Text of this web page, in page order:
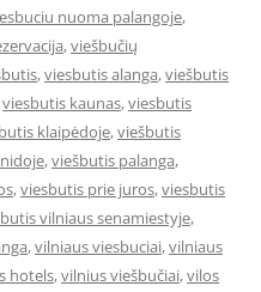
nuoma palangoje,
,viešbučių
,viesbutis alanga,viešbutis
viesbutis kaunas,viesbutis
klaipėdoje,viešbutis
,viešbutis palanga,
,viesbutis prie juros,viesbutis
vilniaus senamiestyje,
,vilniaus viesbuciai,vilniaus
hotels,vilnius viešbučiai,vilos